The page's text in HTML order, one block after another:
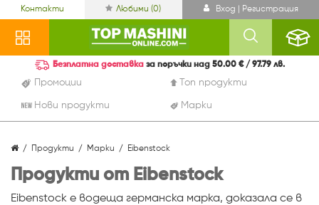
Контакти Любими (0) Вход | Регистрация
Промоции Топ продукти
Нови продукти Марки
Безплатна доставка за поръчки над 50.00 € / 97.79 лв.
Продукти Марки Eibenstock
Продукти от Eibenstock
Eibenstock е водеща германска марка, доказала се в